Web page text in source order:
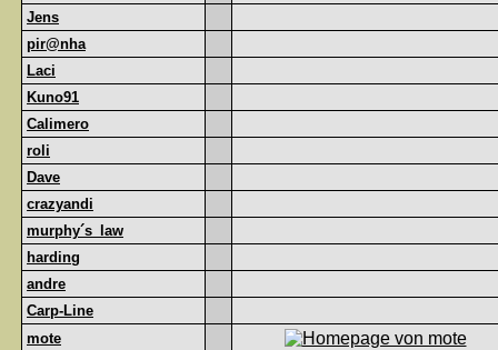
Jens
pir@nha
Laci
Kuno91
Calimero
roli
Dave
crazyandi
murphy´s_law
harding
andre
Carp-Line
mote